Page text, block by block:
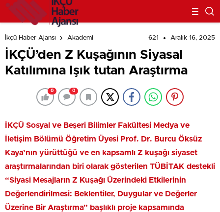
İkçü Haber Ajansı Akademi 621 Aralık 16, 2025
İKÇÜ’den Z Kuşağının Siyasal
Katılımına Işık tutan Araştırma
0 0
İKÇÜ Sosyal ve Beşeri Bilimler Fakültesi Medya ve
İletişim Bölümü Öğretim Üyesi Prof. Dr. Burcu Öksüz
Kaya’nın yürüttüğü ve en kapsamlı Z kuşağı siyaset
araştırmalarından biri olarak gösterilen TÜBİTAK destekli
“Siyasi Mesajların Z Kuşağı Üzerindeki Etkilerinin
Değerlendirilmesi: Beklentiler, Duygular ve Değerler
Üzerine Bir Araştırma” başlıklı proje kapsamında